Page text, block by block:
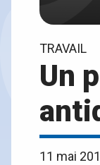
TRAVAIL
Un
11 mai